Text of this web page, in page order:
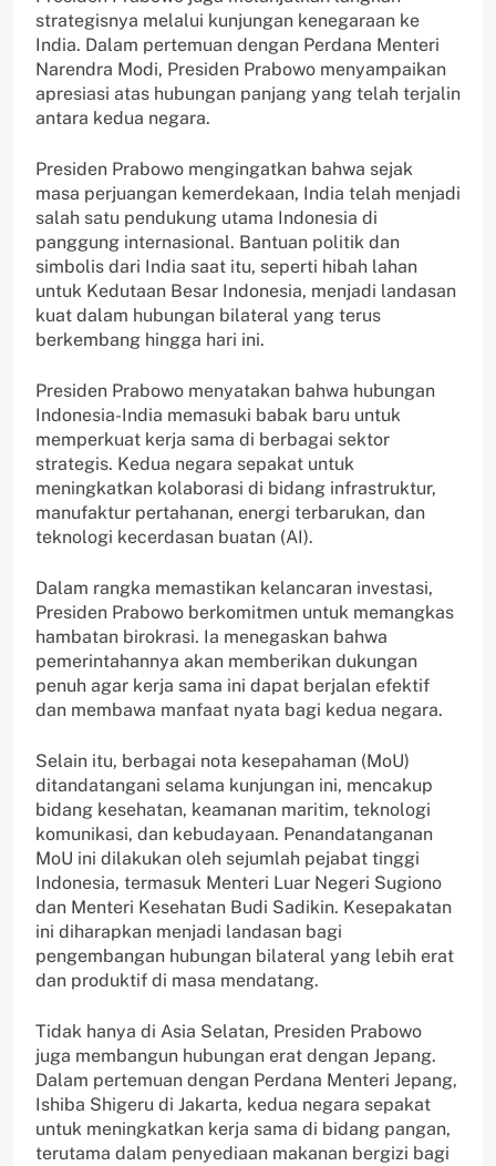
strategisnya melalui kunjungan kenegaraan ke
India. Dalam pertemuan dengan Perdana Menteri
Narendra Modi, Presiden Prabowo menyampaikan
apresiasi atas hubungan panjang yang telah terjalin
antara kedua negara.
Presiden Prabowo mengingatkan bahwa sejak
masa perjuangan kemerdekaan, India telah menjadi
salah satu pendukung utama Indonesia di
panggung internasional. Bantuan politik dan
simbolis dari India saat itu, seperti hibah lahan
untuk Kedutaan Besar Indonesia, menjadi landasan
kuat dalam hubungan bilateral yang terus
berkembang hingga hari ini.
Presiden Prabowo menyatakan bahwa hubungan
Indonesia-India memasuki babak baru untuk
memperkuat kerja sama di berbagai sektor
strategis. Kedua negara sepakat untuk
meningkatkan kolaborasi di bidang infrastruktur,
manufaktur pertahanan, energi terbarukan, dan
teknologi kecerdasan buatan (AI).
Dalam rangka memastikan kelancaran investasi,
Presiden Prabowo berkomitmen untuk memangkas
hambatan birokrasi. Ia menegaskan bahwa
pemerintahannya akan memberikan dukungan
penuh agar kerja sama ini dapat berjalan efektif
dan membawa manfaat nyata bagi kedua negara.
Selain itu, berbagai nota kesepahaman (MoU)
ditandatangani selama kunjungan ini, mencakup
bidang kesehatan, keamanan maritim, teknologi
komunikasi, dan kebudayaan. Penandatanganan
MoU ini dilakukan oleh sejumlah pejabat tinggi
Indonesia, termasuk Menteri Luar Negeri Sugiono
dan Menteri Kesehatan Budi Sadikin. Kesepakatan
ini diharapkan menjadi landasan bagi
pengembangan hubungan bilateral yang lebih erat
dan produktif di masa mendatang.
Tidak hanya di Asia Selatan, Presiden Prabowo
juga membangun hubungan erat dengan Jepang.
Dalam pertemuan dengan Perdana Menteri Jepang,
Ishiba Shigeru di Jakarta, kedua negara sepakat
untuk meningkatkan kerja sama di bidang pangan,
terutama dalam penyediaan makanan bergizi bagi